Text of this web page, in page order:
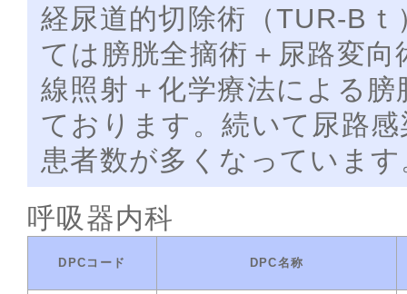
経尿道的切除術（TUR-B
ては膀胱全摘術＋尿路変
線照射＋化学療法による
ております。続いて尿路
患者数が多くなっています
呼吸器内科
DPCコード DPC名称